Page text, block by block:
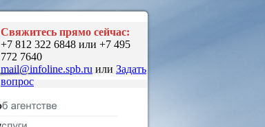
Свяжитесь прямо сейчас:
+7 812 322 6848 или +7 495
772 7640
mail@infoline.spb.ru или Задать
вопрос